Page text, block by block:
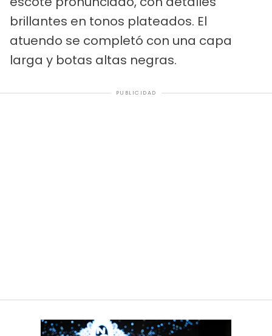
brillantes en tonos plateados. El
atuendo se completó con una capa
larga y botas altas negras.
PUBLICIDAD